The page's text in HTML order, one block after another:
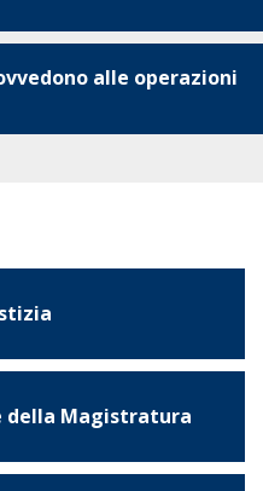
alle operazioni
della Magistratura